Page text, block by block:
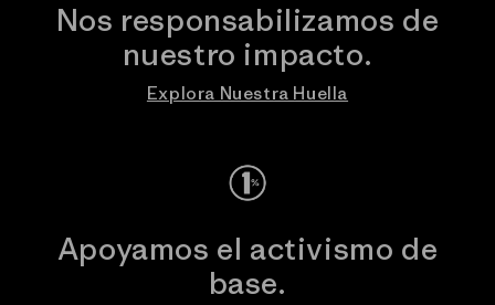
Nos responsabilizamos de
nuestro impacto.
Explora Nuestra Huella
Apoyamos el activismo de
base.